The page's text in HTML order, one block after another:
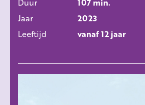
Duur
107 min.
Jaar
2023
Leeftijd
vanaf 12 jaar